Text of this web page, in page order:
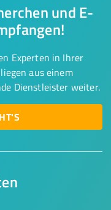
und E-
Experten in Ihrer
aus einem
Dienstleister weiter.